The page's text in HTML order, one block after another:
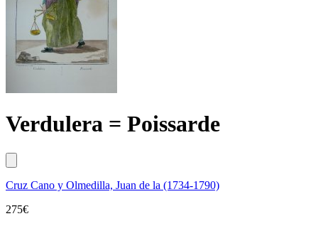
Verdulera = Poissarde
Cruz Cano y Olmedilla, Juan de la (1734-1790)
275€